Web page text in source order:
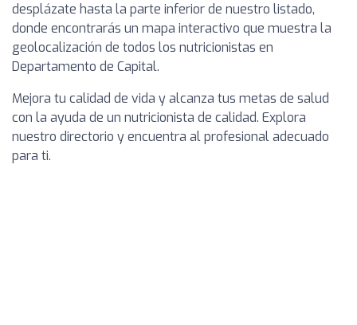
desplázate hasta la parte inferior de nuestro listado,
donde encontrarás un mapa interactivo que muestra la
geolocalización de todos los nutricionistas en
Departamento de Capital.
Mejora tu calidad de vida y alcanza tus metas de salud
con la ayuda de un nutricionista de calidad. Explora
nuestro directorio y encuentra al profesional adecuado
para ti.